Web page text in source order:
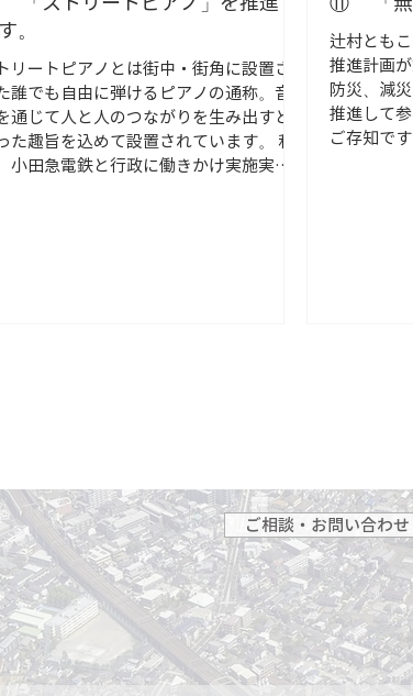
。
リートピアノとは街中・街角に設置さ
誰でも自由に弾けるピアノの通称。音
通じて人と人のつながりを生み出すと
た趣旨を込めて設置されています。 私
小田急電鉄と行政に働きかけ実施実現
辻村とも
推進計画
防災、減
推進して
ご存知で
ご相談・お問い合わせ